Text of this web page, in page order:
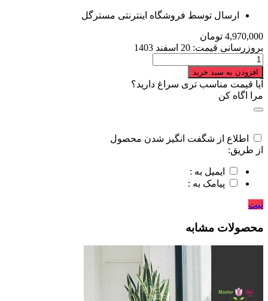
ارسال توسط فروشگاه اینترنتی مسترگل
4,970,000 تومان
بروزرسانی قیمت: 20 اسفند 1403
سانسوریا
بزرگ
VIP
quantity
افزودن به سبد خرید
آیا قیمت مناسب تری سراغ دارید؟
مرا اگاه کن
اطلاع از شگفت انگیز شدن محصول
از طریق:
ایمیل به :
پیامک به :
ثبت
محصولات مشابه